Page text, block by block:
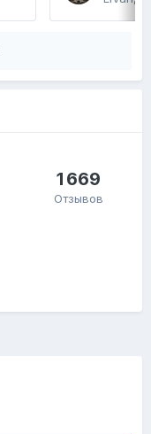
1 669
Отзывов